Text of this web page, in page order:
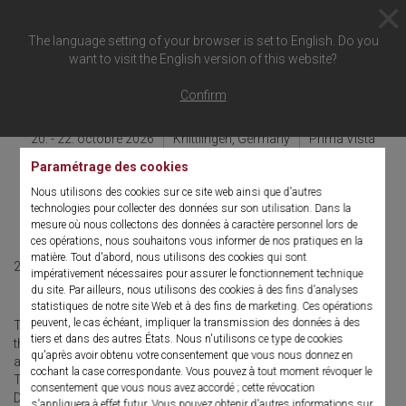
Paramétrage des cookies
Nous utilisons des cookies sur ce site web ainsi que d'autres
technologies pour collecter des données sur son utilisation. Dans la
mesure où nous collectons des données à caractère personnel lors de
ces opérations, nous souhaitons vous informer de nos pratiques en la
matière. Tout d'abord, nous utilisons des cookies qui sont
impérativement nécessaires pour assurer le fonctionnement technique
du site. Par ailleurs, nous utilisons des cookies à des fins d'analyses
statistiques de notre site Web et à des fins de marketing. Ces opérations
peuvent, le cas échéant, impliquer la transmission des données à des
tiers et dans des autres États. Nous n'utilisons ce type de cookies
qu'après avoir obtenu votre consentement que vous nous donnez en
cochant la case correspondante. Vous pouvez à tout moment révoquer le
consentement que vous nous avez accordé ; cette révocation
The language setting of your browser is set to English. Do you
want to visit the English version of this website?
Confirm
20. - 22. octobre 2026 Knittlingen, Germany Prima Vista
Service Training Level 2
Laser
20. - 22. octobre 2026
This Service Training Level 2 Laser has been designed to improve
the skills, knowledge and understanding of those who examine
and troubleshoot frequently.
The service training includes the Pulvis 60+ and Laser Surgery
Device 70W (three Days).